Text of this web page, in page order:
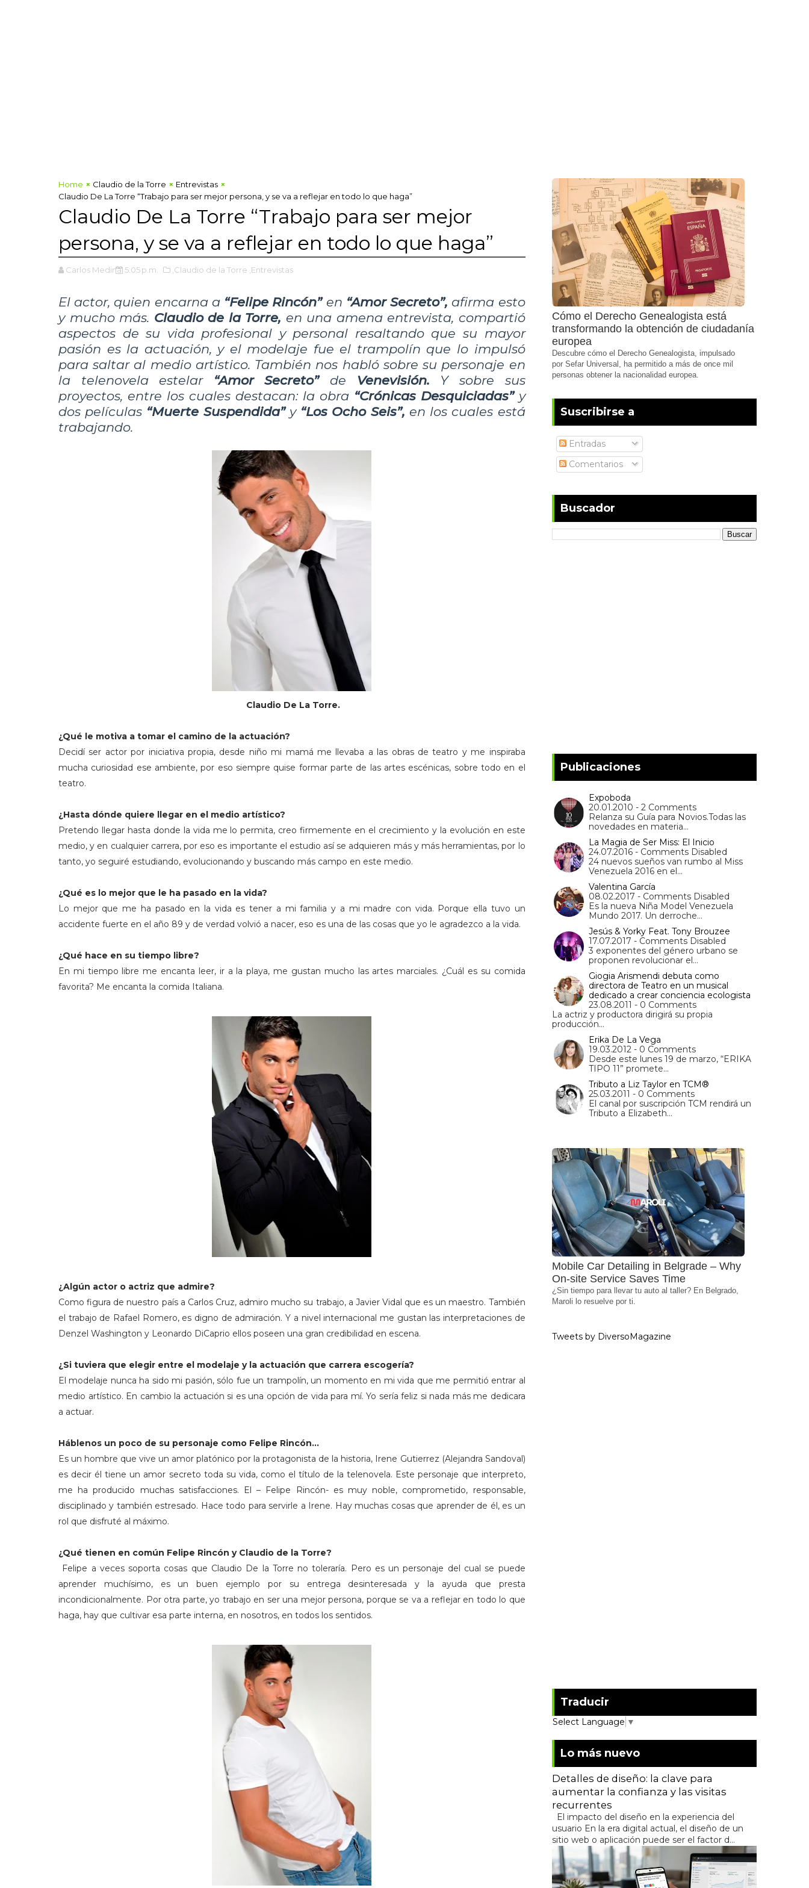
Home Claudio de la Torre
Entrevistas
Claudio De La Torre “Trabajo para ser mejor persona, y se va a reflejar en todo lo que haga”
Claudio De La Torre “Trabajo para ser mejor
persona, y se va a reflejar en todo lo que haga”
Carlos Medina 5:05 p.m. ,Claudio de la Torre ,Entrevistas
El actor, quien encarna a “Felipe Rincón”en “Amor Secreto”, afirma esto
y mucho más. Claudio de la Torre, en una amena entrevista, compartió
aspectos de su vida profesional y personal resaltando que su mayor
pasión es la actuación, y el modelaje fue el trampolín que lo impulsó
para saltar al medio artístico. También nos habló sobre su personaje en
la telenovela estelar “Amor Secreto”de Venevisión. Y sobre sus
proyectos, entre los cuales destacan: la obra “Crónicas Desquiciadas”y
dos películas “Muerte Suspendida” y “Los Ocho Seis”, en los cuales está
trabajando.
Claudio De La Torre.
¿Qué le motiva a tomar el camino de la actuación?
Decidí ser actor por iniciativa propia, desde niño mi mamá me llevaba a las obras de teatro y me inspiraba
mucha curiosidad ese ambiente, por eso siempre quise formar parte de las artes escénicas, sobre todo en el
teatro.
¿Hasta dónde quiere llegar en el medio artístico?
Pretendo llegar hasta donde la vida me lo permita, creo firmemente en el crecimiento y la evolución en este
medio, y en cualquier carrera, por eso es importante el estudio así se adquieren más y más herramientas, por lo
tanto, yo seguiré estudiando, evolucionando y buscando más campo en este medio.
¿Qué es lo mejor que le ha pasado en la vida?
Lo mejor que me ha pasado en la vida es tener a mi familia y a mi madre con vida. Porque ella tuvo un
accidente fuerte en el año 89 y de verdad volvió a nacer, eso es una de las cosas que yo le agradezco a la vida.
¿Qué hace en su tiempo libre?
En mi tiempo libre me encanta leer, ir a la playa, me gustan mucho las artes marciales. ¿Cuál es su comida
favorita? Me encanta la comida Italiana.
¿Algún actor o actriz que admire?
Como figura de nuestro país a Carlos Cruz, admiro mucho su trabajo, a Javier Vidal que es un maestro. También
el trabajo de Rafael Romero, es digno de admiración. Y a nivel internacional me gustan las interpretaciones de
Denzel Washington y Leonardo DiCaprio ellos poseen una gran credibilidad en escena.
¿Si tuviera que elegir entre el modelaje y la actuación que carrera escogería?
El modelaje nunca ha sido mi pasión, sólo fue un trampolín, un momento en mi vida que me permitió entrar al
medio artístico. En cambio la actuación si es una opción de vida para mí. Yo sería feliz si nada más me dedicara
a actuar.
Háblenos un poco de su personaje como Felipe Rincón…
Es un hombre que vive un amor platónico por la protagonista de la historia, Irene Gutierrez (Alejandra Sandoval)
es decir él tiene un amor secreto toda su vida, como el título de la telenovela. Este personaje que interpreto,
me ha producido muchas satisfacciones. El – Felipe Rincón- es muy noble, comprometido, responsable,
disciplinado y también estresado. Hace todo para servirle a Irene. Hay muchas cosas que aprender de él, es un
rol que disfruté al máximo.
¿Qué tienen en común Felipe Rincón y Claudio de la Torre?
Felipe a veces soporta cosas que Claudio De la Torre no toleraría. Pero es un personaje del cual se puede
aprender muchísimo, es un buen ejemplo por su entrega desinteresada y la ayuda que presta
incondicionalmente. Por otra parte, yo trabajo en ser una mejor persona, porque se va a reflejar en todo lo que
haga, hay que cultivar esa parte interna, en nosotros, en todos los sentidos.
Cómo el Derecho Genealogista está
transformando la obtención de ciudadanía
europea
Descubre cómo el Derecho Genealogista, impulsado
por Sefar Universal, ha permitido a más de once mil
personas obtener la nacionalidad europea.
Suscribirse a
Entradas
Comentarios
Buscador
Publicaciones
Expoboda
20.01.2010 - 2 Comments
Relanza su Guía para Novios.Todas las
novedades en materia…
La Magia de Ser Miss: El Inicio
24.07.2016 - Comments Disabled
24 nuevos sueños van rumbo al Miss
Venezuela 2016 en el…
Valentina García
08.02.2017 - Comments Disabled
Es la nueva Niña Model Venezuela
Mundo 2017. Un derroche…
Jesús & Yorky Feat. Tony Brouzee
17.07.2017 - Comments Disabled
3 exponentes del género urbano se
proponen revolucionar el…
Giogia Arismendi debuta como
directora de Teatro en un musical
dedicado a crear conciencia ecologista
23.08.2011 - 0 Comments
La actriz y productora dirigirá su propia
producción…
Erika De La Vega
19.03.2012 - 0 Comments
Desde este lunes 19 de marzo, “ERIKA
TIPO 11” promete…
Tributo a Liz Taylor en TCM®
25.03.2011 - 0 Comments
El canal por suscripción TCM rendirá un
Tributo a Elizabeth…
Mobile Car Detailing in Belgrade – Why
On-site Service Saves Time
¿Sin tiempo para llevar tu auto al taller? En Belgrado,
Maroli lo resuelve por ti.
Tweets by DiversoMagazine
Traducir
Select Language ▼
Lo más nuevo
Detalles de diseño: la clave para
aumentar la confianza y las visitas
recurrentes
El impacto del diseño en la experiencia del
usuario En la era digital actual, el diseño de un
sitio web o aplicación puede ser el factor d...